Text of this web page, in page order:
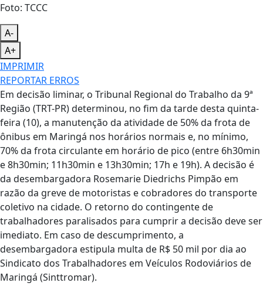
Foto: TCCC
A-
A+
IMPRIMIR
REPORTAR ERROS
Em decisão liminar, o Tribunal Regional do Trabalho da 9ª
Região (TRT-PR) determinou, no fim da tarde desta quinta-
feira (10), a manutenção da atividade de 50% da frota de
ônibus em Maringá nos horários normais e, no mínimo,
70% da frota circulante em horário de pico (entre 6h30min
e 8h30min; 11h30min e 13h30min; 17h e 19h). A decisão é
da desembargadora Rosemarie Diedrichs Pimpão em
razão da greve de motoristas e cobradores do transporte
coletivo na cidade. O retorno do contingente de
trabalhadores paralisados para cumprir a decisão deve ser
imediato. Em caso de descumprimento, a
desembargadora estipula multa de R$ 50 mil por dia ao
Sindicato dos Trabalhadores em Veículos Rodoviários de
Maringá (Sinttromar).